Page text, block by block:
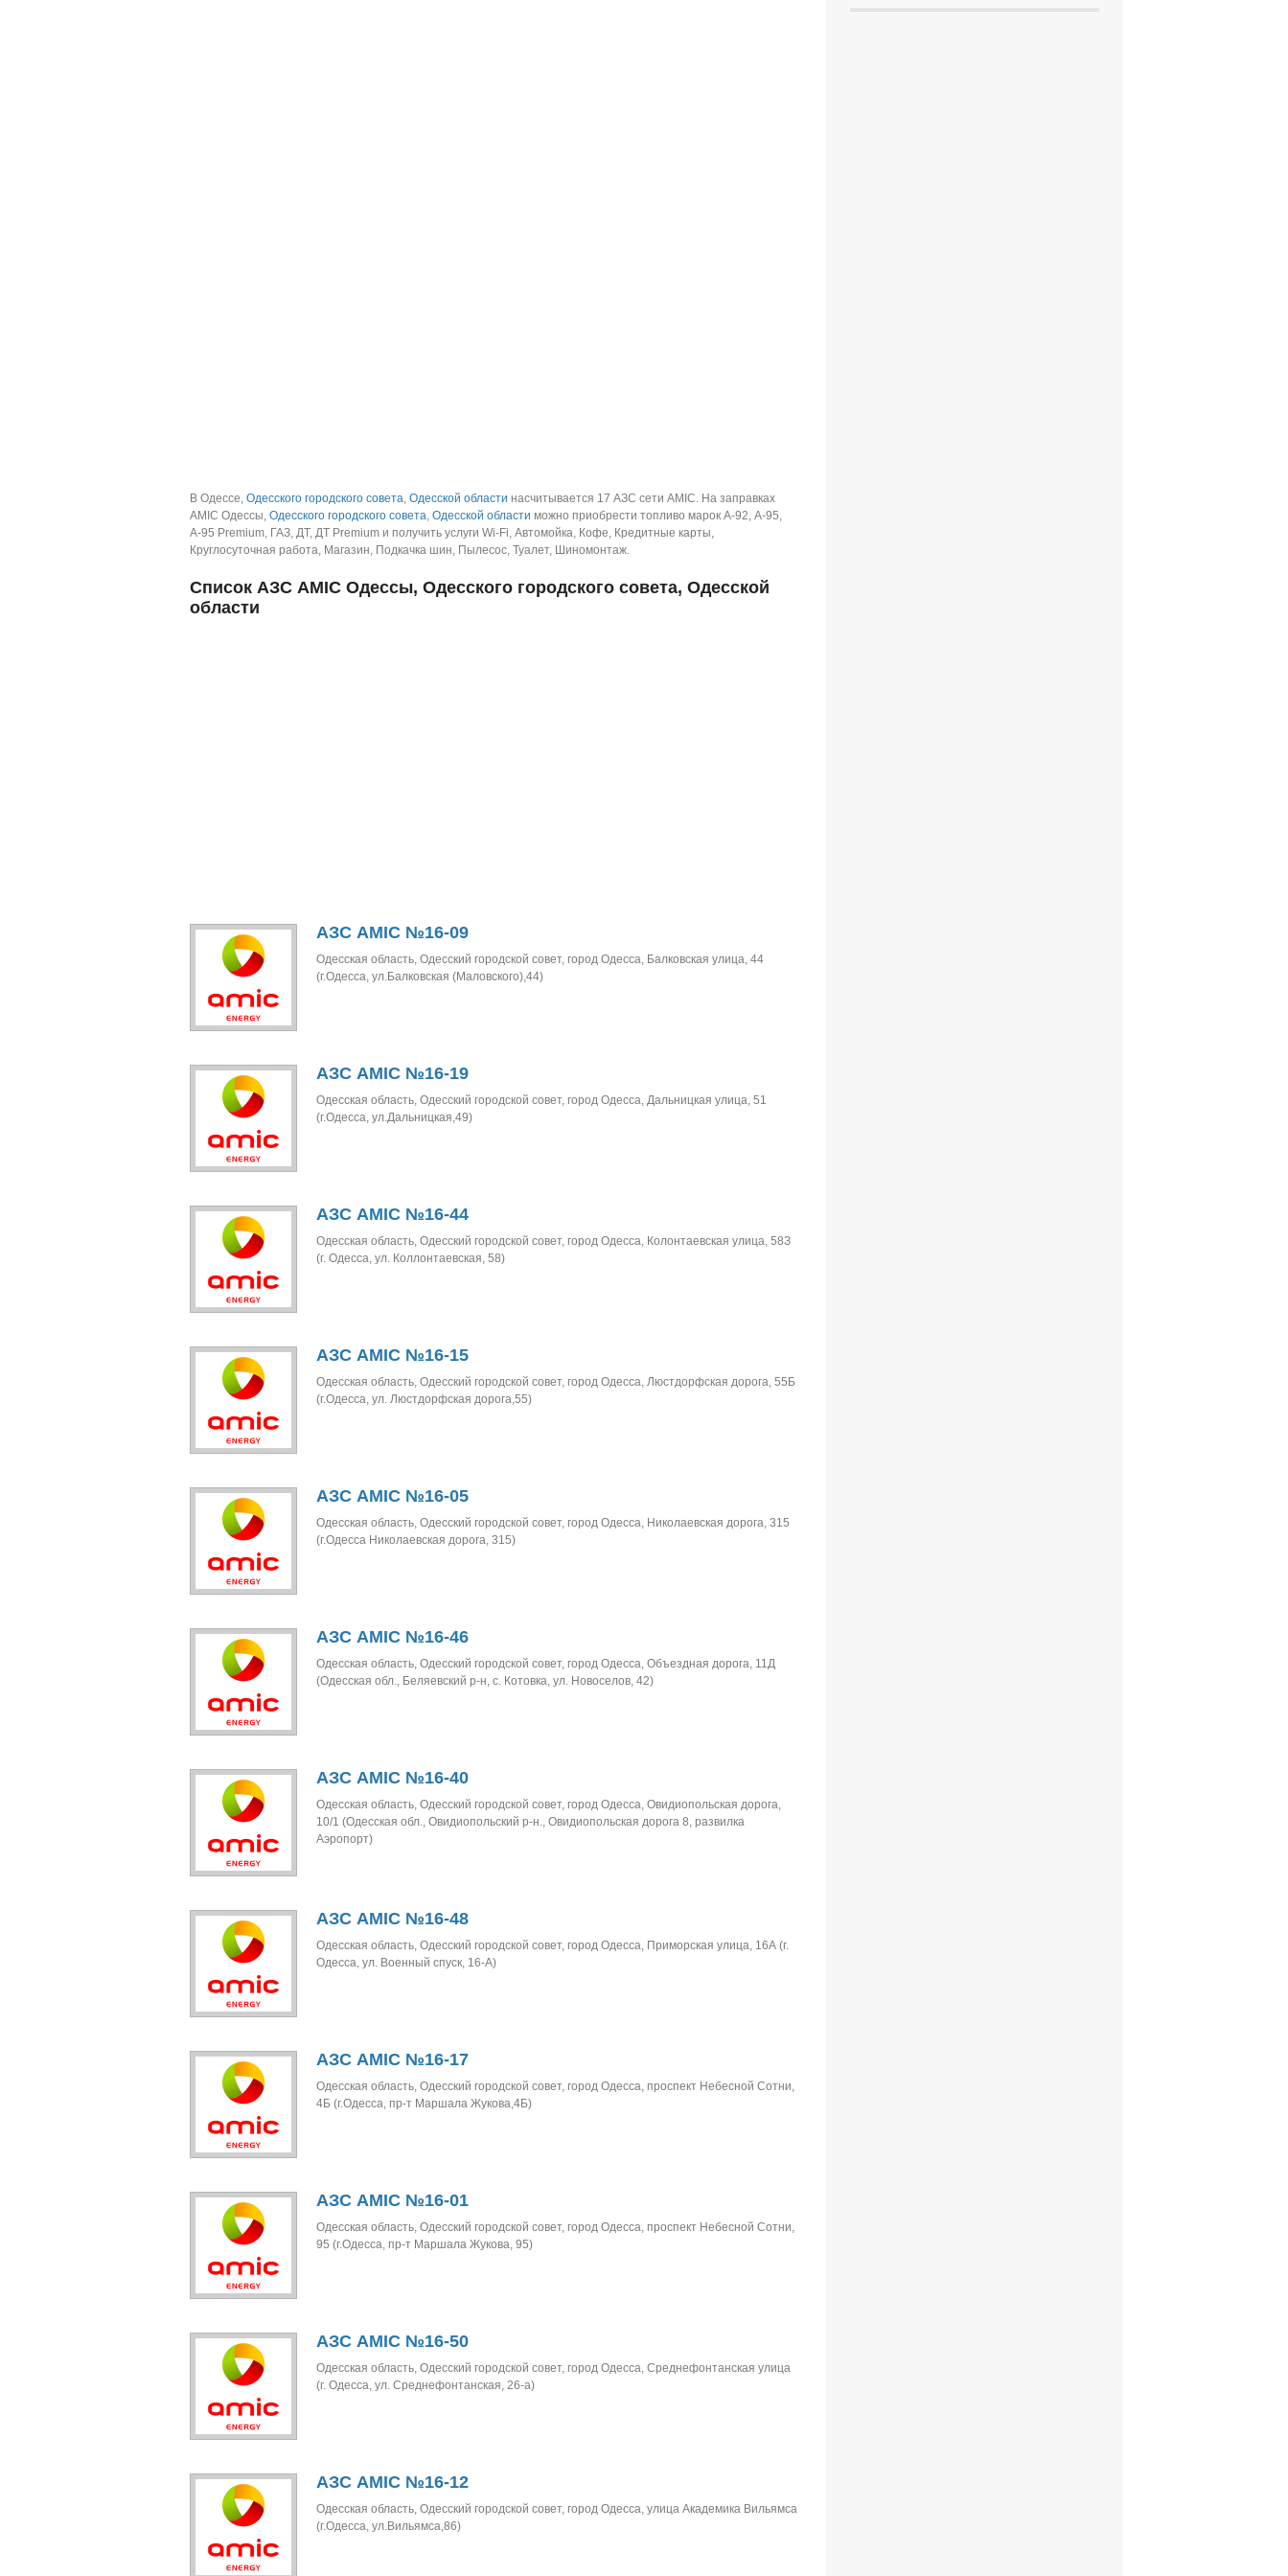
В Одессе, Одесского городского совета, Одесской области насчитывается 17 АЗС сети AMIC. На заправках
AMIC Одессы, Одесского городского совета, Одесской области можно приобрести топливо марок А-92, А-95,
А-95 Premium, ГАЗ, ДТ, ДТ Premium и получить услуги Wi-Fi, Автомойка, Кофе, Кредитные карты,
Круглосуточная работа, Магазин, Подкачка шин, Пылесос, Туалет, Шиномонтаж.
Список АЗС AMIC Одессы, Одесского городского совета, Одесской
области
АЗС AMIC №16-09
Одесская область, Одесский городской совет, город Одесса, Балковская улица, 44
(г.Одесса, ул.Балковская (Маловского),44)
АЗС AMIC №16-19
Одесская область, Одесский городской совет, город Одесса, Дальницкая улица, 51
(г.Одесса, ул.Дальницкая,49)
АЗС AMIC №16-44
Одесская область, Одесский городской совет, город Одесса, Колонтаевская улица, 58З
(г. Одесса, ул. Коллонтаевская, 58)
АЗС AMIC №16-15
Одесская область, Одесский городской совет, город Одесса, Люстдорфская дорога, 55Б
(г.Одесса, ул. Люстдорфская дорога,55)
АЗС AMIC №16-05
Одесская область, Одесский городской совет, город Одесса, Николаевская дорога, 315
(г.Одесса Николаевская дорога, 315)
АЗС AMIC №16-46
Одесская область, Одесский городской совет, город Одесса, Объездная дорога, 11Д
(Одесская обл., Беляевский р-н, с. Котовка, ул. Новоселов, 42)
АЗС AMIC №16-40
Одесская область, Одесский городской совет, город Одесса, Овидиопольская дорога,
10/1 (Одесская обл., Овидиопольский р-н., Овидиопольская дорога 8, развилка
Аэропорт)
АЗС AMIC №16-48
Одесская область, Одесский городской совет, город Одесса, Приморская улица, 16А (г.
Одесса, ул. Военный спуск, 16-А)
АЗС AMIC №16-17
Одесская область, Одесский городской совет, город Одесса, проспект Небесной Сотни,
4Б (г.Одесса, пр-т Маршала Жукова,4Б)
АЗС AMIC №16-01
Одесская область, Одесский городской совет, город Одесса, проспект Небесной Сотни,
95 (г.Одесса, пр-т Маршала Жукова, 95)
АЗС AMIC №16-50
Одесская область, Одесский городской совет, город Одесса, Среднефонтанская улица
(г. Одесса, ул. Среднефонтанская, 26-а)
АЗС AMIC №16-12
Одесская область, Одесский городской совет, город Одесса, улица Академика Вильямса
(г.Одесса, ул.Вильямса,86)